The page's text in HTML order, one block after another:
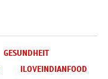
GESUNDHEIT
ILOVEINDIANFOOD